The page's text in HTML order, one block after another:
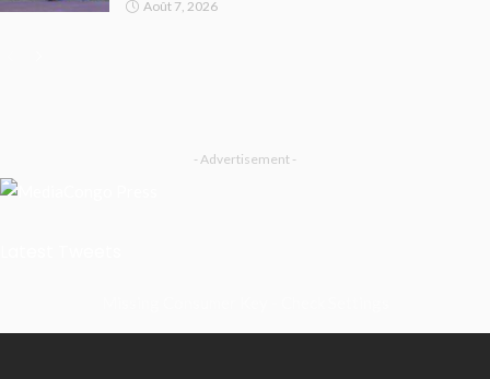
Août 7, 2026
- Advertisement -